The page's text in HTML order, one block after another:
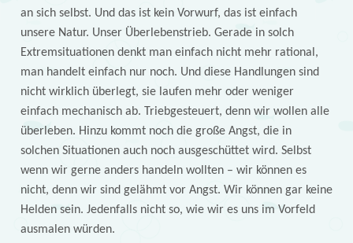
an sich selbst. Und das ist kein Vorwurf, das ist einfach
unsere Natur. Unser Überlebenstrieb. Gerade in solch
Extremsituationen denkt man einfach nicht mehr rational,
man handelt einfach nur noch. Und diese Handlungen sind
nicht wirklich überlegt, sie laufen mehr oder weniger
einfach mechanisch ab. Triebgesteuert, denn wir wollen alle
überleben. Hinzu kommt noch die große Angst, die in
solchen Situationen auch noch ausgeschüttet wird. Selbst
wenn wir gerne anders handeln wollten – wir können es
nicht, denn wir sind gelähmt vor Angst. Wir können gar keine
Helden sein. Jedenfalls nicht so, wie wir es uns im Vorfeld
ausmalen würden.